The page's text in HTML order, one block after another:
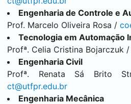
Engenharia de Controle e
Prof. Marcelo Oliveira Rosa /
Tecnologia em Automação
Profª. Celia Cristina Bojarczuk /
Engenharia Civil
Profª. Renata Sá Brito
ct@utfpr.edu.br
Engenharia Mecânica